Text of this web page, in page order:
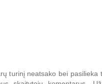
turinį neatsako bei pasilieka